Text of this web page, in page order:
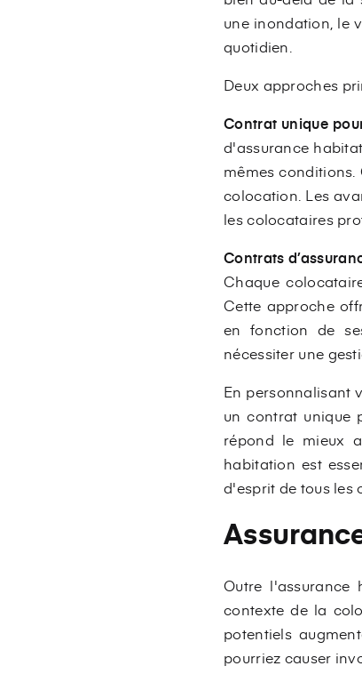
une inondation, le
quotidien.
Deux approches
Contrat unique
d'assurance
mêmes
colocation. Les
les colocataires
Contrats
Chaque
Cette approche
en fonction de
nécessiter une
En personnalisant
un contrat unique
répond le mieux
habitation est
d'esprit de tous les
Outre l'assurance
contexte de la
potentiels
pourriez causer